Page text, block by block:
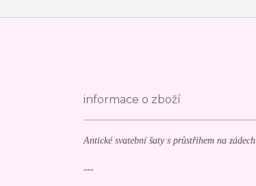
informace o zboží
Antické svatební šaty s průstřihem na zádech
---